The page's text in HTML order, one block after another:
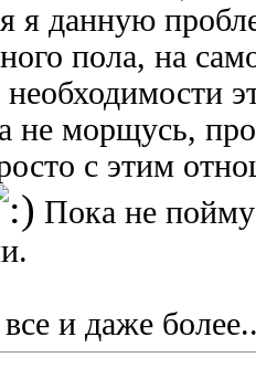
я данную
пола, на
необходимости
не морщусь,
с этим
Пока не
и даже